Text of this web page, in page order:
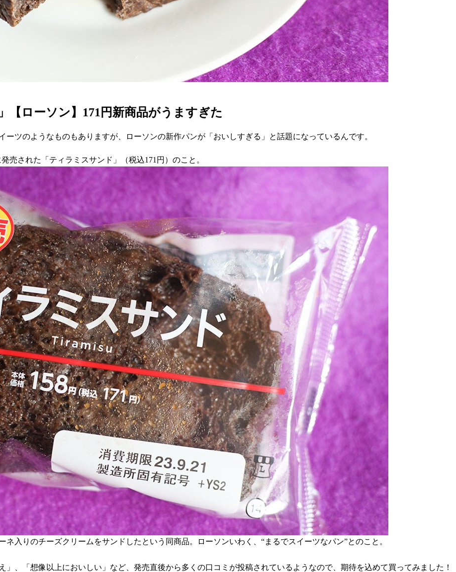
【ローソン】171円新商品がうますぎた
ツのようなものもありますが、ローソンの新作パンが「おいしすぎる」と話題になっているんです。
売された「ティラミスサンド」（税込171円）のこと。
入りのチーズクリームをサンドしたという同商品。ローソンいわく、“まるでスイーツなパン”とのこと。
」、「想像以上においしい」など、発売直後から多くの口コミが投稿されているようなので、期待を込めて買ってみました！